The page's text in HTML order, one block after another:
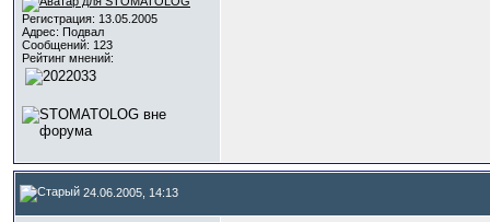
Регистрация: 13.05.2005
Адрес: Подвал
Сообщений: 123
Рейтинг мнений:
24.06.2005, 14:13